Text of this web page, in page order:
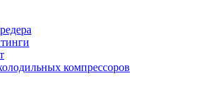
компрессоров